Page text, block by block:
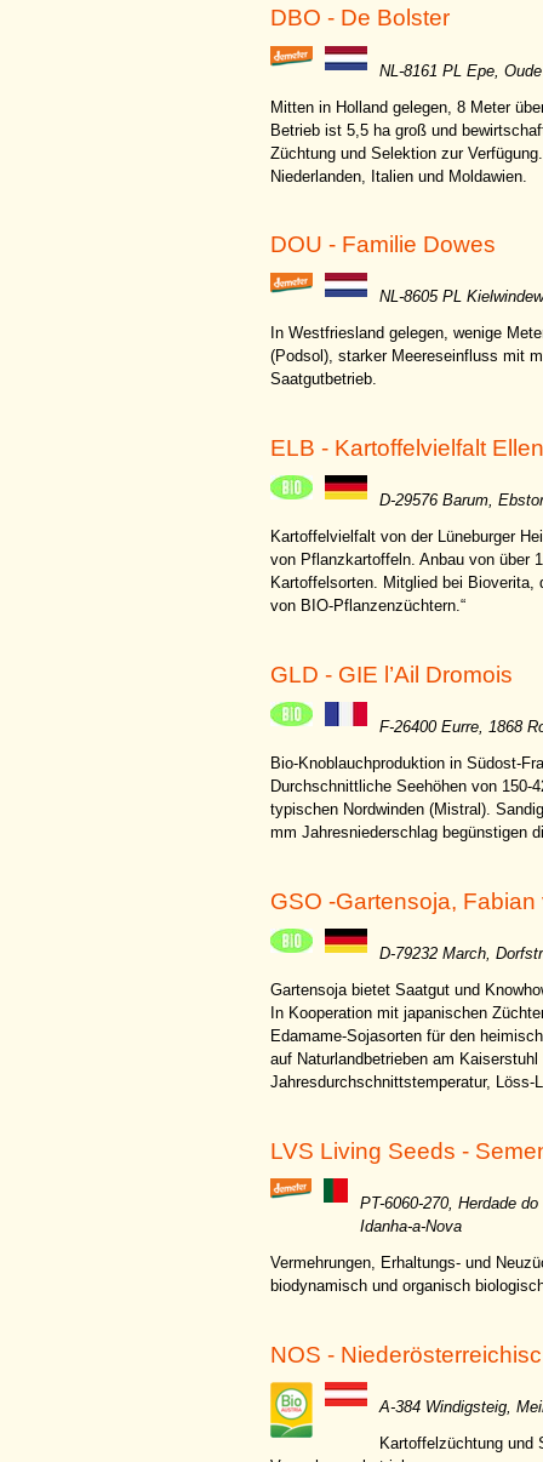
DBO - De Bolster
NL-8161 PL Epe,
Mitten in Holland gelegen, 8 Meter
Betrieb ist 5,5 ha groß und
Züchtung und Selektion zur
Niederlanden, Italien und Moldawien.
DOU - Familie Dowes
NL-8605 PL
In Westfriesland gelegen, wenige
(Podsol), starker Meereseinfluss mit
Saatgutbetrieb.
ELB - Kartoffelvielfalt
D-29576 Barum,
Kartoffelvielfalt von der Lüneburger
von Pflanzkartoffeln. Anbau von über
Kartoffelsorten. Mitglied bei
von BIO-Pflanzenzüchtern.“
GLD - GIE l’Ail Dromois
F-26400 Eurre, 1868
Bio-Knoblauchproduktion in Südost-
Durchschnittliche Seehöhen von 150-
typischen Nordwinden (Mistral).
mm Jahresniederschlag begünstigen
GSO -Gartensoja,
D-79232 March,
Gartensoja bietet Saatgut und
In Kooperation mit japanischen
Edamame-Sojasorten für den
auf Naturlandbetrieben am
Jahresdurchschnittstemperatur, Löss-
LVS Living Seeds -
PT-6060-270, Herdade
Idanha-a-Nova
Vermehrungen, Erhaltungs- und
biodynamisch und organisch
NOS -
A-384 Windigsteig,
Kartoffelzüchtung und